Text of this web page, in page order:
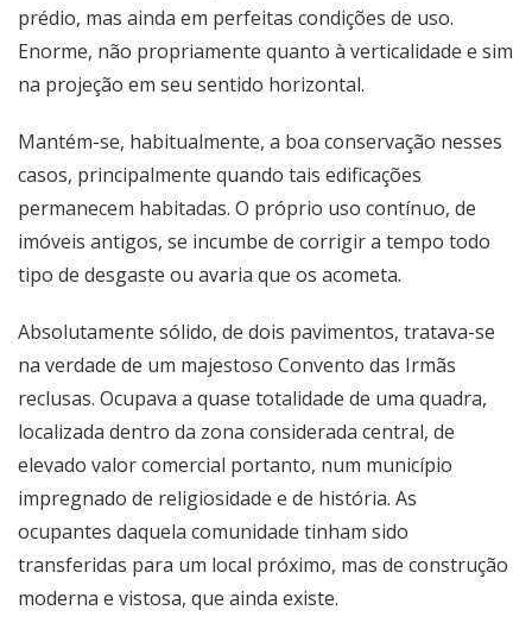
prédio, mas ainda em perfeitas condições de uso.
Enorme, não propriamente quanto à verticalidade e sim
na projeção em seu sentido horizontal.
Mantém-se, habitualmente, a boa conservação nesses
casos, principalmente quando tais edificações
permanecem habitadas. O próprio uso contínuo, de
imóveis antigos, se incumbe de corrigir a tempo todo
tipo de desgaste ou avaria que os acometa.
Absolutamente sólido, de dois pavimentos, tratava-se
na verdade de um majestoso Convento das Irmãs
reclusas. Ocupava a quase totalidade de uma quadra,
localizada dentro da zona considerada central, de
elevado valor comercial portanto, num município
impregnado de religiosidade e de história. As
ocupantes daquela comunidade tinham sido
transferidas para um local próximo, mas de construção
moderna e vistosa, que ainda existe.